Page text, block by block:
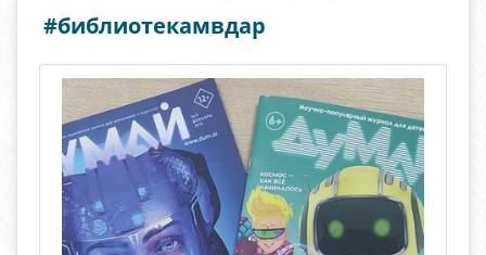
#библиотекамвдар